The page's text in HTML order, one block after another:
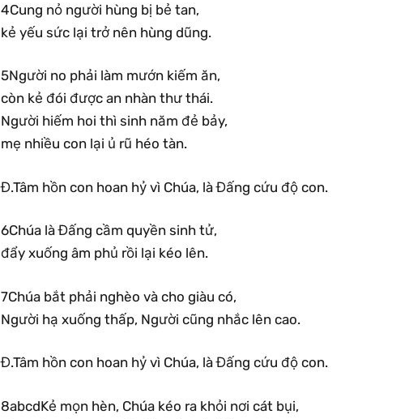
4Cung nỏ người hùng bị bẻ tan,
kẻ yếu sức lại trở nên hùng dũng.
5Người no phải làm mướn kiếm ăn,
còn kẻ đói được an nhàn thư thái.
Người hiếm hoi thì sinh năm đẻ bảy,
mẹ nhiều con lại ủ rũ héo tàn.
Đ.Tâm hồn con hoan hỷ vì Chúa, là Đấng cứu độ con.
6Chúa là Đấng cầm quyền sinh tử,
đẩy xuống âm phủ rồi lại kéo lên.
7Chúa bắt phải nghèo và cho giàu có,
Người hạ xuống thấp, Người cũng nhắc lên cao.
Đ.Tâm hồn con hoan hỷ vì Chúa, là Đấng cứu độ con.
8abcdKẻ mọn hèn, Chúa kéo ra khỏi nơi cát bụi,